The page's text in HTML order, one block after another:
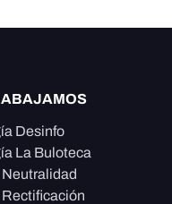
Desinfo
La Buloteca